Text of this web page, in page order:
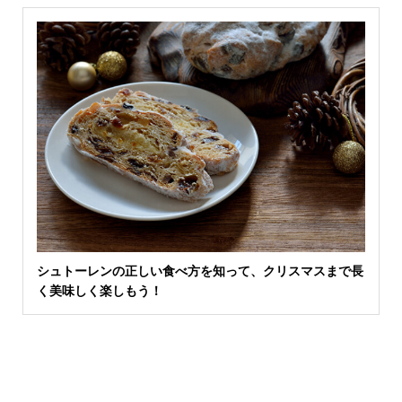
シュトーレンの正しい食べ方を知って、クリスマスまで長
く美味しく楽しもう！